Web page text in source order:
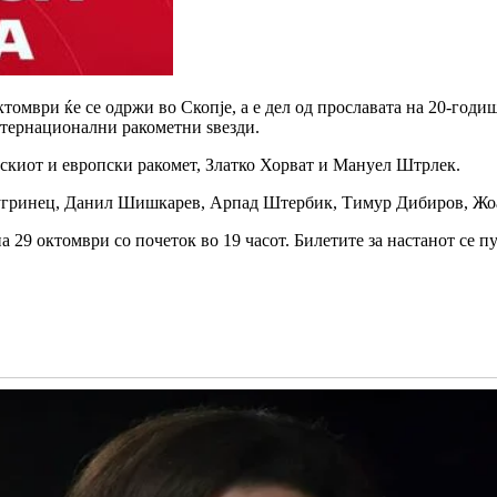
ќе се одржи во Скопје, а е дел од прославата на 20-
ракометни ѕвезди.
и европски ракомет, Златко Хорват и Мануел Штрлек.
Данил Шишкарев, Арпад Штербик, Тимур Дибиров,
октомври со почеток во 19 часот. Билетите за настанот